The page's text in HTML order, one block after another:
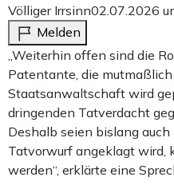
Völliger Irrsinn02.07.2026
Melden
„Weiterhin offen sind die
Patentante, die
Staatsanwaltschaft wird
dringenden Tatverdacht
Deshalb seien bislang
Tatvorwurf angeklagt wird,
werden“, erklärte eine